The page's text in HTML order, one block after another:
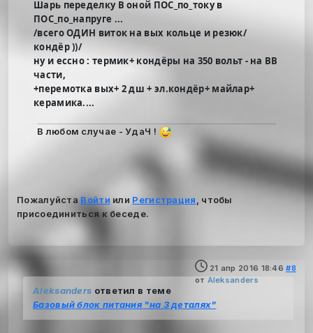
Шарь переделку В оной ПОС_по_току в
ПОС_по_напруге ...
/всего ОДИН виток на вых кольце и резюк/
кондёр ))/
ну и ессно : термик+ кондёры на 350 вольт - на ВВ
части,
+перемотка вых+ 2 дш + эл.кондёр+ майлар+
керамика....
В любом случае - УдаЧ !
Пожалуйста Войти или Регистрация
, чтобы
присоединиться к беседе.
21 апр 2016 18:46 #8
от Aleksanders
Aleksanders ответил в теме
Базовый блок питания "на 3 деталях"